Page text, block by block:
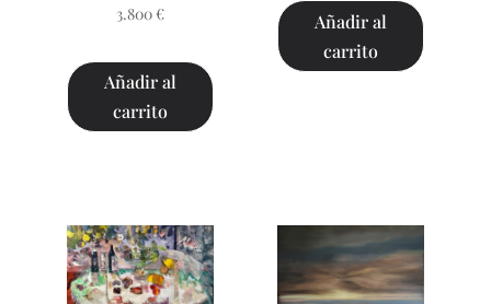
3.800 €
Añadir al
carrito
Añadir al
carrito